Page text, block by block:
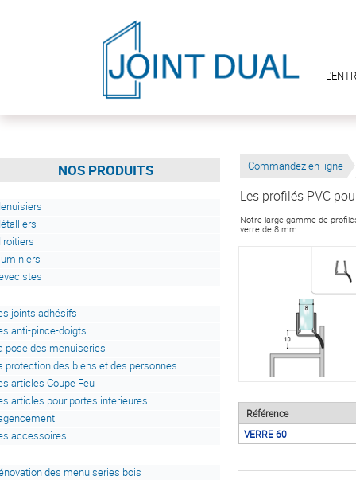
NOS PRODUITS
joints adhésifs
anti-pince-doigts
pose des menuiseries
protection des biens et des personnes
articles Coupe Feu
articles pour portes interieures
accessoires
des menuiseries bois
Commandez en ligne
Les profilés PVC
Notre large gamme de
verre de 8 mm.
Référence
VERRE 60